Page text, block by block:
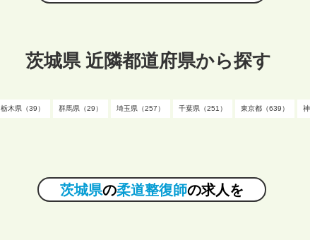
茨城県 近隣都道府県から探す
栃木県（39） 群馬県（29） 埼玉県（257） 千葉県（251） 東京都（639）
茨城県の柔道整復師の求人を